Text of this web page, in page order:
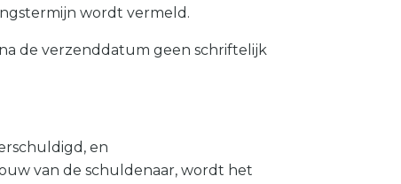
wordt vermeld.
de verzenddatum geen schriftelijk
en
van de schuldenaar, wordt het